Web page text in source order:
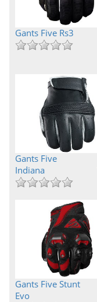
Gants Five Rs3
Gants Five
Indiana
Gants Five Stunt
Evo